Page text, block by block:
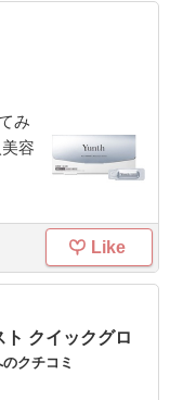
み
容
Like
クイックグロ
のクチコミ